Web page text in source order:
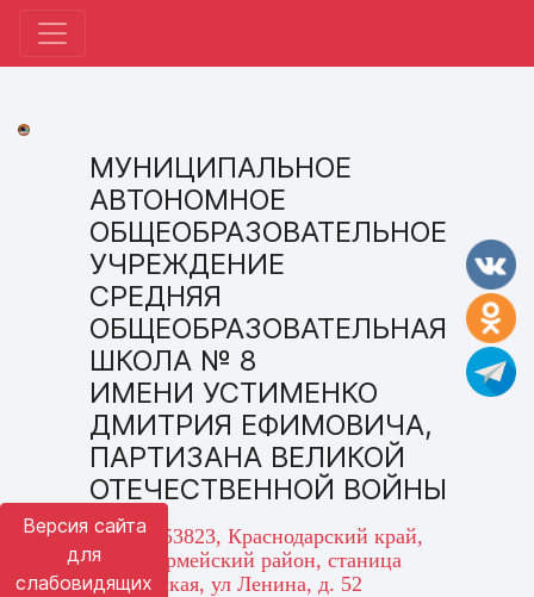
Версия сайта
для
слабовидящих
МУНИЦИПАЛЬНОЕ
АВТОНОМНОЕ
ОБЩЕОБРАЗОВАТЕЛЬНОЕ
УЧРЕЖДЕНИЕ
СРЕДНЯЯ
ОБЩЕОБРАЗОВАТЕЛЬНАЯ
ШКОЛА № 8
ИМЕНИ УСТИМЕНКО
ДМИТРИЯ ЕФИМОВИЧА,
ПАРТИЗАНА ВЕЛИКОЙ
ОТЕЧЕСТВЕННОЙ ВОЙНЫ
адрес: 353823, Краснодарский край,
Красноармейский район, станица
Марьянская, ул Ленина, д. 52